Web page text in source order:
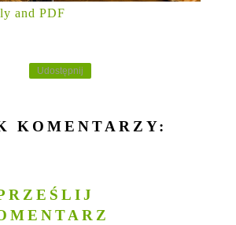
Udostępnij
KOMENTARZY: